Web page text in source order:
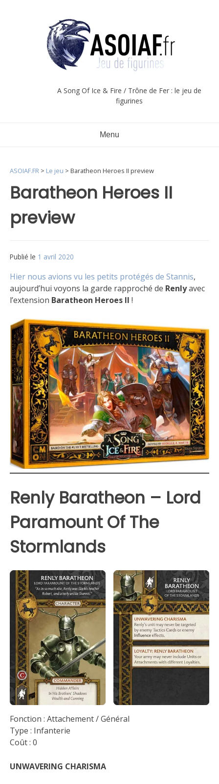
A Song Of Ice & Fire / Trône de Fer : le jeu de
figurines
Menu
Baratheon Heroes II
preview
ASOIAF.FR > Le jeu > Baratheon Heroes II preview
Publié le 1 avril 2020
Hier nous avions vu les petits protégés de Stannis,
aujourd’hui voyons la garde rapproché de Renlyavec
l’extension Baratheon Heroes II !
Renly Baratheon – Lord
Paramount Of The
Stormlands
Fonction : Attachement / Général
Type : Infanterie
Coût : 0
UNWAVERING CHARISMA